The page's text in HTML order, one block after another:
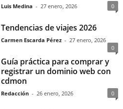
Luis Medina - 27 enero, 2026 0
Tendencias de viajes 2026
Carmen Escarda Pérez - 27 enero, 2026
0
Guía práctica para comprar y
registrar un dominio web con
cdmon
Redacción - 26 enero, 2026 0